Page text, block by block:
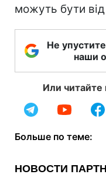
можуть бути
Не
наши
Или читайте
Больше по теме: